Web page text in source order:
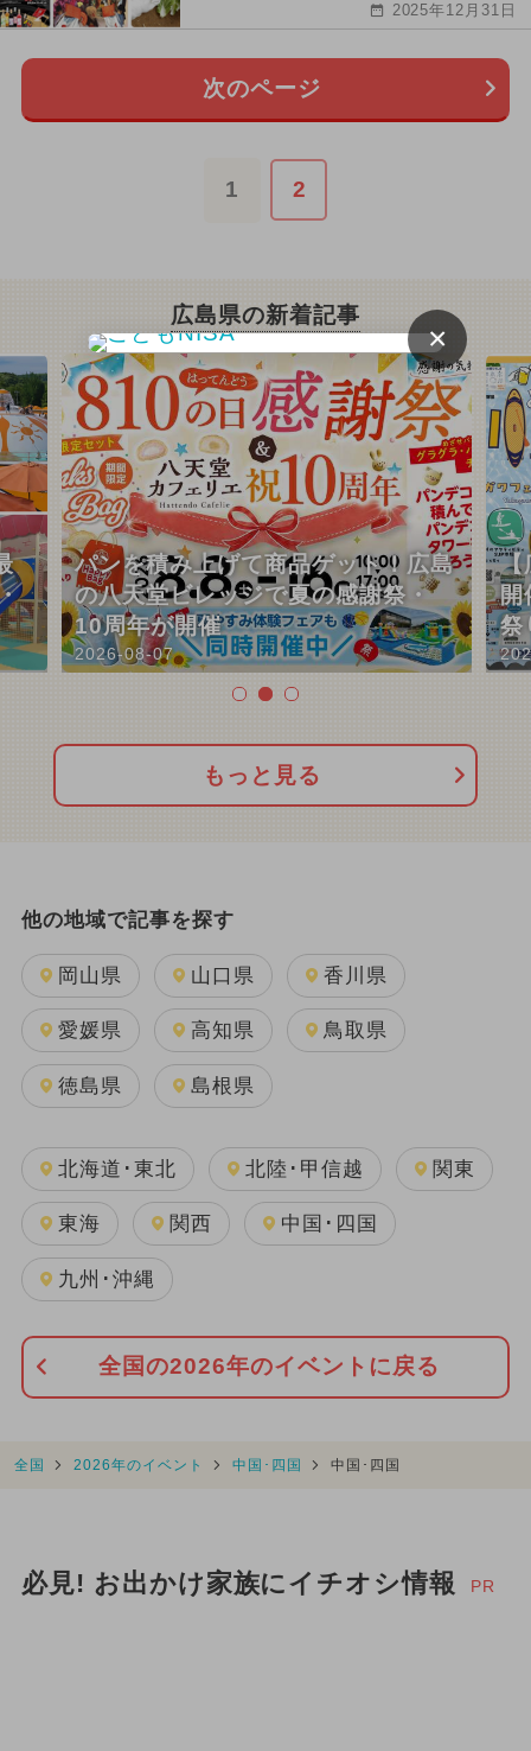
2025年12月31日
次のページ
1 2
広島県の新着記事
パンを積み上げて商品ゲット！広島
の八天堂ビレッジで夏の感謝祭・
10周年が開催
2026-08-07
【
開
祭
もっと見る
他の地域で記事を探す
岡山県 山口県 香川県
愛媛県 高知県 鳥取県
徳島県 島根県
北海道･東北 北陸･甲信越 関東
東海 関西 中国･四国
九州･沖縄
全国の2026年のイベントに戻る
全国 2026年のイベント 中国･四国 中国･四国
必見! お出かけ家族にイチオシ情報 PR
×